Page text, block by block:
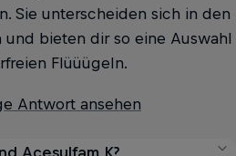
Sie unterscheiden sich in den
und bieten dir so eine Auswahl
Flüüügeln.
Antwort ansehen